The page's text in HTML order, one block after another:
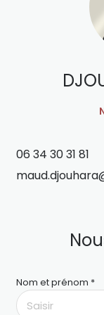
06 34 30 31 81
Nom et prénom *